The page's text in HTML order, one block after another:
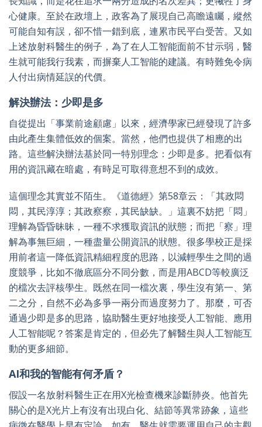
心健康。至於在政壇上，政客為了展現自己高瞻遠矚，縱然
可能自知有誤，卻不惜一錯到底，連累市民平白受苦。又如
上述放射科醫生的例子，為了在人工智能面前不甘示弱，醫
生就可能我行我素，而摒棄人工智能的建議。有時難免令病
人付出病情延誤的代價。
解決辦法：少即是多
自從提出「事業前途顧慮 」以來，經濟學家已經發現了許多
由此產生集體低效的個案。當然，他們也提供了相應的出
路。這些解決辦法基於同一特別理念：少即是多。把看似有
用的資訊藏在暗處，有時足可取得意想不到的成效。
這個理念其實並不陌生。《道德經》第58章云：「其政悶
悶，其民淳淳；其政察察，其民缺缺。」這裏不妨把「悶」
理解為昏昏昧昧，一種不求獲取資訊的狀態；而把「察」理
解為事無巨細，一種盡量公開資訊的狀態。很多學校正是採
用前者這一降低資訊精細程度的思路，以減輕學生之間的過
度競爭，比如不徹底區分不同分數，而是用ABCD等較廣泛
的檔次去評核學生。既然在同一檔次裏，學生沒有第一、第
二之分，自然不必為多爭一兩分而過度努力了。那麼，可否
通過少即是多的思路，協助醫生更好地接受人工智能、應用
人工智能呢？答案是肯定的，但必先了解醫生與人工智能互
動的更多細節。
AI和我的智能有何矛盾？
假設一名放射科醫生正在用X光檢查機來診斷肺炎。他首先
關心的是X光片上有沒有出現白化、結節等異常跡象，這些